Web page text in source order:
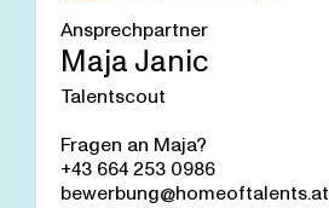
Ansprechpartner
Maja Janic
Talentscout
Fragen an Maja?
+43 664 253 0986
bewerbung@homeoftalents.at